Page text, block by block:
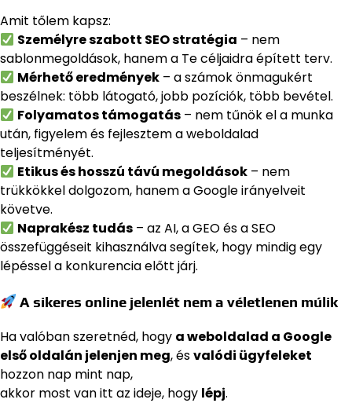
Amit tőlem kapsz:
Személyre szabott SEO stratégia – nem
sablonmegoldások, hanem a Te céljaidra épített terv.
Mérhető eredmények – a számok önmagukért
beszélnek: több látogató, jobb pozíciók, több bevétel.
Folyamatos támogatás – nem tűnök el a munka
után, figyelem és fejlesztem a weboldalad
teljesítményét.
Etikus és hosszú távú megoldások – nem
trükkökkel dolgozom, hanem a Google irányelveit
követve.
Naprakész tudás – az AI, a GEO és a SEO
összefüggéseit kihasználva segítek, hogy mindig egy
lépéssel a konkurencia előtt járj.
A sikeres online jelenlét nem a véletlenen múlik
Ha valóban szeretnéd, hogy a weboldalad a Google
első oldalán jelenjen meg, ésvalódi ügyfeleket
hozzon nap mint nap,
akkor most van itt az ideje, hogy lépj.